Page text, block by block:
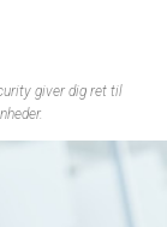
giver dig ret til